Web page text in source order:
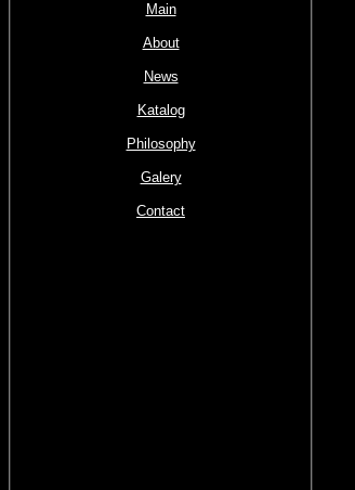
Main
About
News
Katalog
Philosophy
Galery
Contact